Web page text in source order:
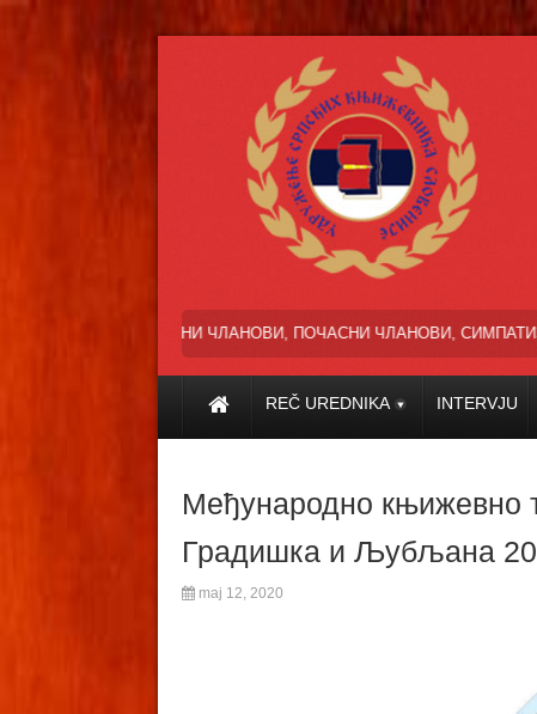
ЦЕЊЕНИ ЧЛАНОВИ, ПОЧАСНИ ЧЛАНОВИ, СИМПАТИЗЕРИ И ПРИЈАТЕЉИ
REČ UREDNIKA INTERVJU
Међународно
Градишка и Љубљана
maj 12, 2020